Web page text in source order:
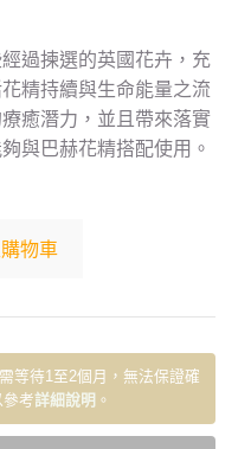
過揀選的英國花卉，充
精持續與生命能量之流
癒潛力，並且帶來落實
與巴赫花精搭配使用。
物車
等待1至2個月，無法保證確
考詳細說明 。